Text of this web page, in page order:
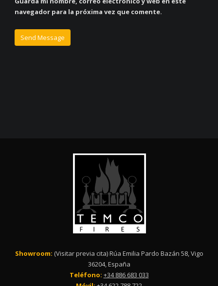
navegador para la próxima vez que comente.
Showroom: (Visitar previa cita) Rúa Emilia Pardo Bazán 58, Vigo
36204, España
Teléfono: +34 886 683 033